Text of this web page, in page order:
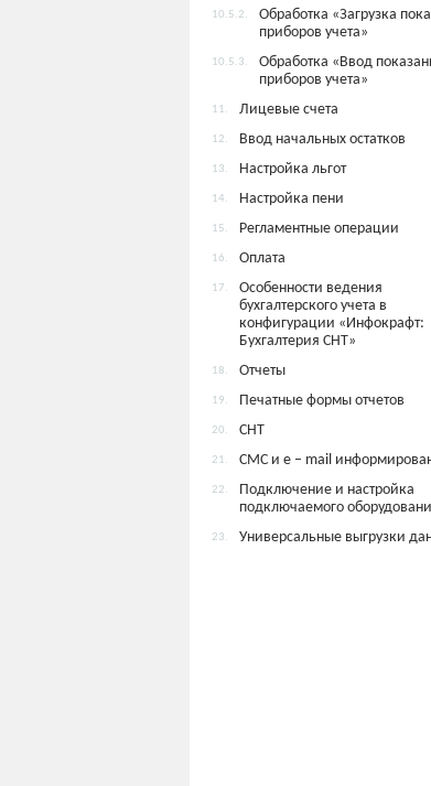
10.5.2.
Обработка «Загрузка
приборов учета»
10.5.3.
Обработка «Ввод
приборов учета»
11. Лицевые счета
12. Ввод начальных остатков
13. Настройка льгот
14. Настройка пени
15. Регламентные операции
16. Оплата
17.
Особенности ведения
бухгалтерского учета в
конфигурации «Инфокрафт:
Бухгалтерия СНТ»
18. Отчеты
19. Печатные формы отчетов
20. СНТ
21. СМС и e – mail
22.
Подключение и настройка
подключаемого
23. Универсальные выгрузки